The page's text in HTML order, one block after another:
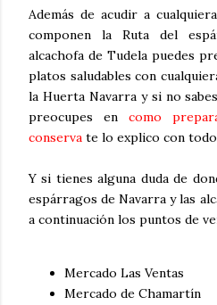
Además de acudir a
componen la Ruta del
alcachofa de Tudela puedes
platos saludables con
la Huerta Navarra y si no
preocupes en como
conserva te lo explico con
Y si tienes alguna duda de
espárragos de Navarra y las
a continuación los puntos de
Mercado Las Ventas
Mercado de Chamartín